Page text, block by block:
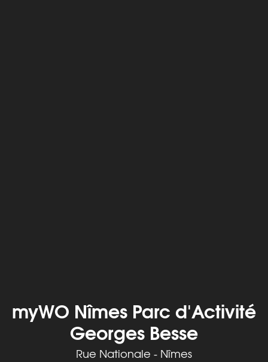
myWO Nîmes Parc d'Activité
Georges Besse
Rue Nationale - Nîmes